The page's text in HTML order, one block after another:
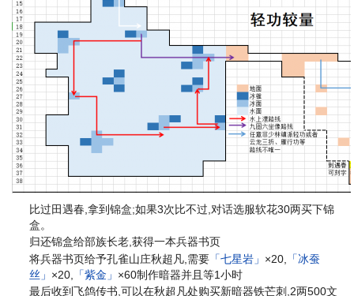
比过田遇春,拿到锦盒;如果3次比不过,对话选服软花30两买下锦
盒。
归还锦盒给部族长老,获得一本兵器书页
将兵器书页给予孔雀山庄秋超凡,需要 「七星岩」 ×20,
「冰蚕
丝」 ×20, 「紫金」 ×60制作暗器并且等1小时
最后收到飞鸽传书,可以在秋超凡处购买新暗器铁芒刺,2两500文